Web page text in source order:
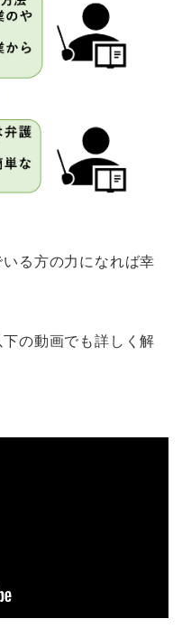
る方の力になれば幸
の動画でも詳しく解